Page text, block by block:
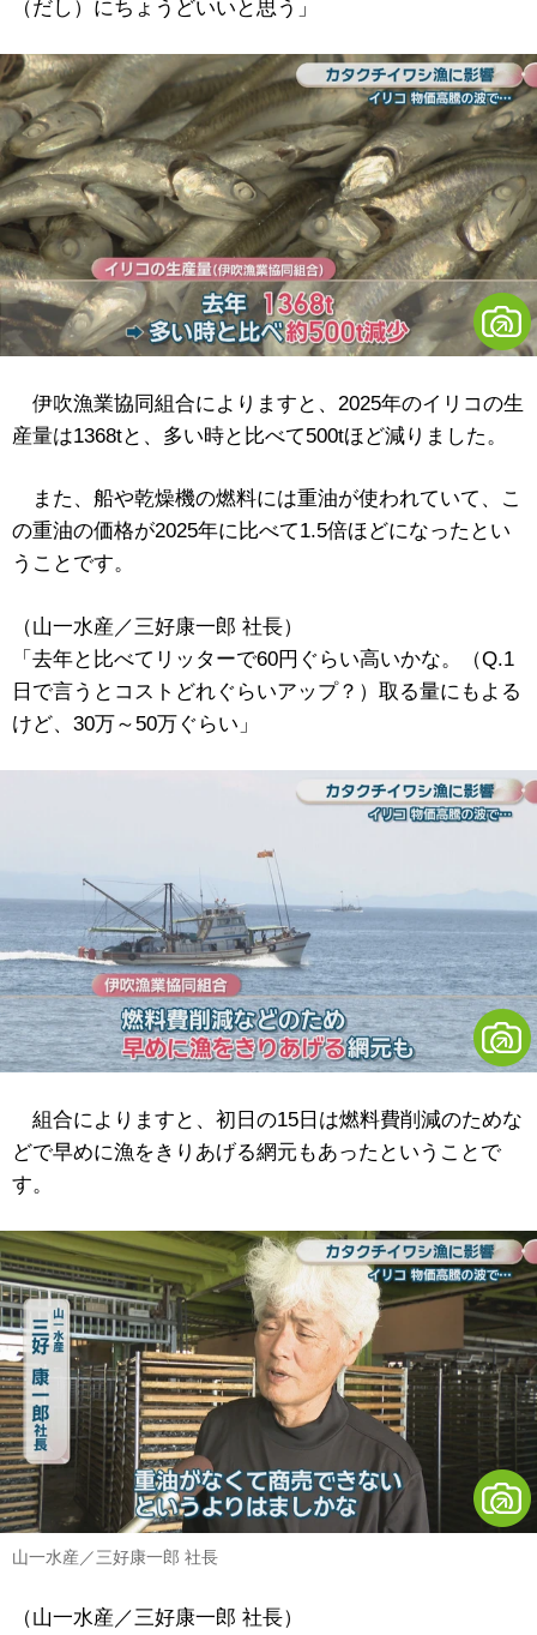
（だし）にちょうどいいと思う」
伊吹漁業協同組合によりますと、2025年のイリコの生
産量は1368tと、多い時と比べて500tほど減りました。
また、船や乾燥機の燃料には重油が使われていて、こ
の重油の価格が2025年に比べて1.5倍ほどになったとい
うことです。
（山一水産／三好康一郎 社長）
「去年と比べてリッターで60円ぐらい高いかな。（Q.1
日で言うとコストどれぐらいアップ？）取る量にもよる
けど、30万～50万ぐらい」
組合によりますと、初日の15日は燃料費削減のためな
どで早めに漁をきりあげる網元もあったということで
す。
山一水産／三好康一郎 社長
（山一水産／三好康一郎 社長）